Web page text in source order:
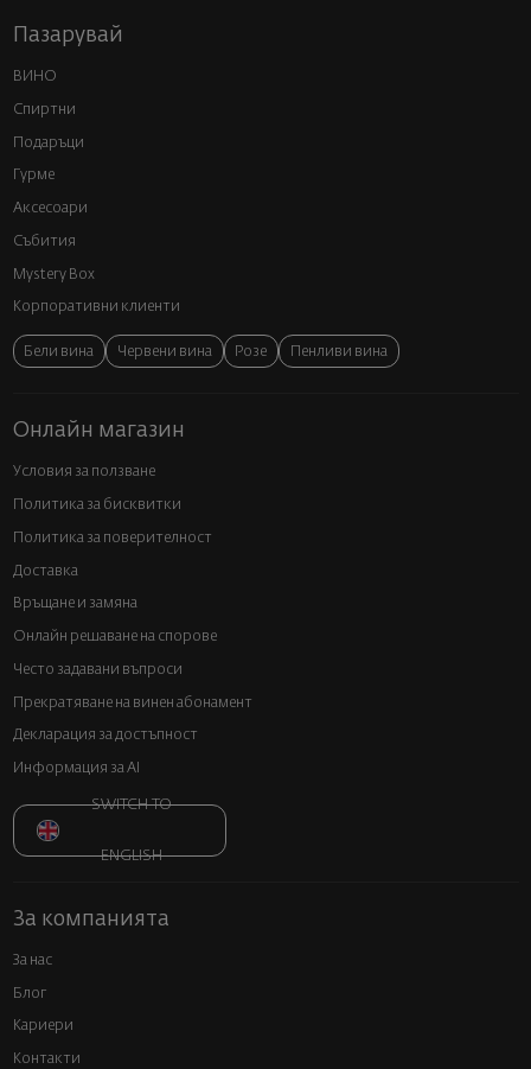
Пазарувай
ВИНО
Спиртни
Подаръци
Гурме
Аксесоари
Събития
Mystery Box
Корпоративни клиенти
Бели вина Червени вина Розе Пенливи вина
Онлайн магазин
Условия за ползване
Политика за бисквитки
Политика за поверителност
Доставка
Връщане и замяна
Онлайн решаване на спорове
Често задавани въпроси
Прекратяване на винен абонамент
Декларация за достъпност
Информация за AI
SWITCH TO
ENGLISH
За компанията
За нас
Блог
Кариери
Контакти